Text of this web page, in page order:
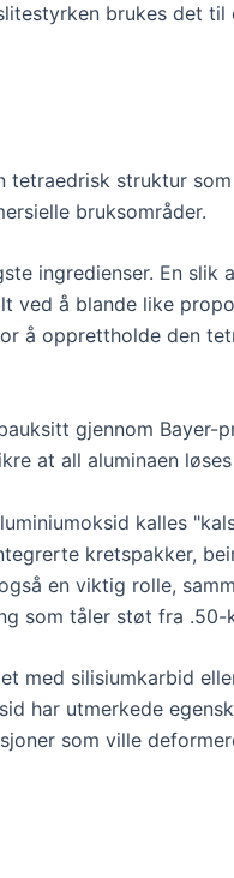
brukes det til
tetraedrisk struktur
bruksområder.
ingredienser. En slik
ved å blande like
å opprettholde den
gjennom Bayer-
at all aluminaen
kalles
kretspakker,
en viktig rolle,
som tåler støt fra .50-
med silisiumkarbid
har utmerkede
som ville